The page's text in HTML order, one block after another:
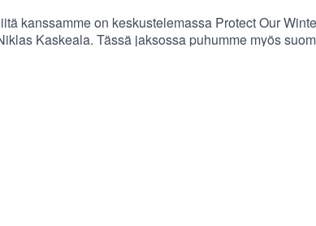
kanssamme on keskustelemassa Protect Our
Kaskeala. Tässä jaksossa puhumme myös